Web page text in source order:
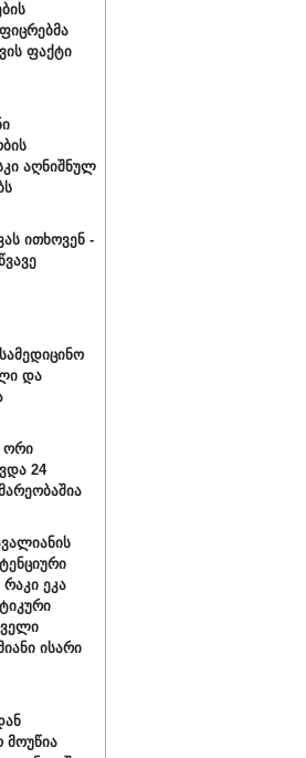
ფაქტი
აღნიშნულ
ითხოვენ -
და
ორი
24
ეკა
ისარი
მოუწია